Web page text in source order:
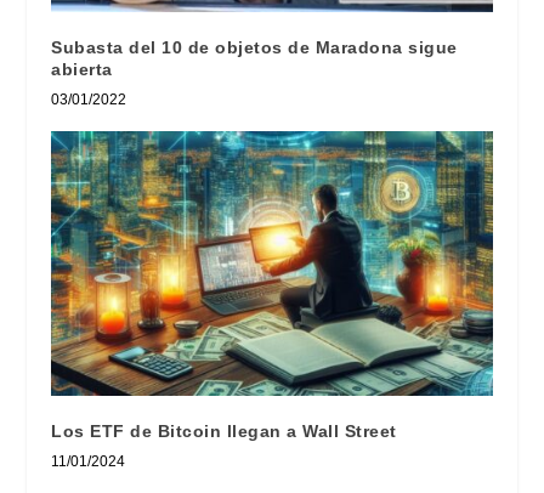
Subasta del 10 de objetos de Maradona sigue
abierta
03/01/2022
Los ETF de Bitcoin llegan a Wall Street
11/01/2024